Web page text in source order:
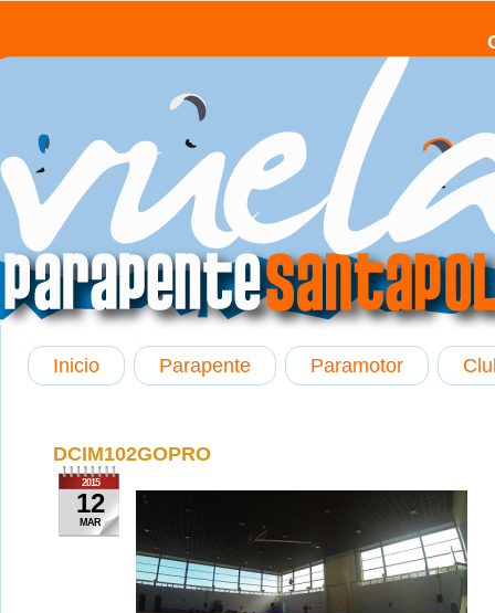
Inicio Parapente Paramotor
DCIM102GOPRO
2015
12
MAR